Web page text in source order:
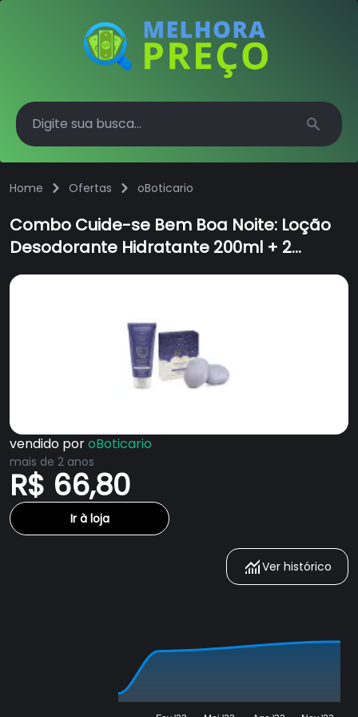
Search
Home Ofertas oBoticario
Combo Cuide-se Bem Boa Noite: Loção
Desodorante Hidratante 200ml + 2
Sabonetes em Barra 80g cada
vendido poroBoticario
mais de 2 anos
R$ 66,80
Ir à loja
Ver histórico